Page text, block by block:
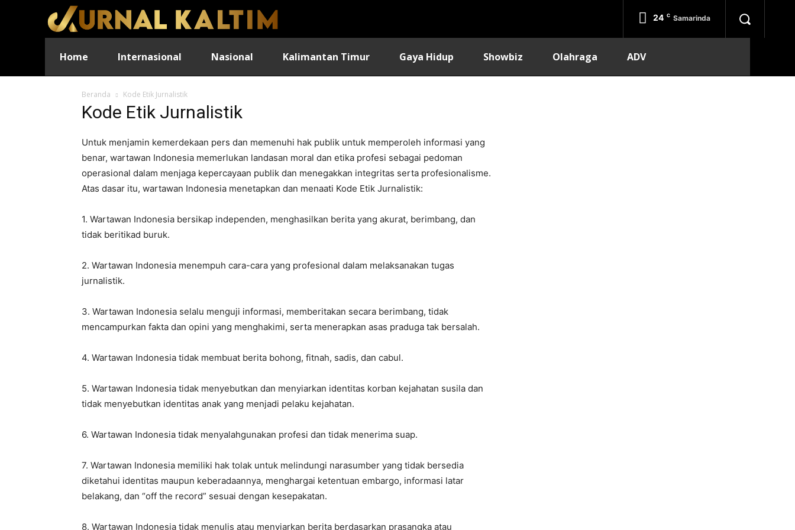
24 C Samarinda
Home Internasional Nasional Kalimantan Timur Gaya Hidup Showbiz Olahraga ADV
Beranda Kode Etik Jurnalistik
Kode Etik Jurnalistik
Untuk menjamin kemerdekaan pers dan memenuhi hak publik untuk memperoleh informasi yang
benar, wartawan Indonesia memerlukan landasan moral dan etika profesi sebagai pedoman
operasional dalam menjaga kepercayaan publik dan menegakkan integritas serta profesionalisme.
Atas dasar itu, wartawan Indonesia menetapkan dan menaati Kode Etik Jurnalistik:
1. Wartawan Indonesia bersikap independen, menghasilkan berita yang akurat, berimbang, dan
tidak beritikad buruk.
2. Wartawan Indonesia menempuh cara-cara yang profesional dalam melaksanakan tugas
jurnalistik.
3. Wartawan Indonesia selalu menguji informasi, memberitakan secara berimbang, tidak
mencampurkan fakta dan opini yang menghakimi, serta menerapkan asas praduga tak bersalah.
4. Wartawan Indonesia tidak membuat berita bohong, fitnah, sadis, dan cabul.
5. Wartawan Indonesia tidak menyebutkan dan menyiarkan identitas korban kejahatan susila dan
tidak menyebutkan identitas anak yang menjadi pelaku kejahatan.
6. Wartawan Indonesia tidak menyalahgunakan profesi dan tidak menerima suap.
7. Wartawan Indonesia memiliki hak tolak untuk melindungi narasumber yang tidak bersedia
diketahui identitas maupun keberadaannya, menghargai ketentuan embargo, informasi latar
belakang, dan “off the record” sesuai dengan kesepakatan.
8. Wartawan Indonesia tidak menulis atau menyiarkan berita berdasarkan prasangka atau